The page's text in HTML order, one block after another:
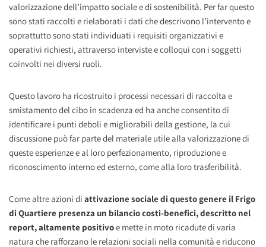
valorizzazione dell’impatto sociale e di sostenibilità. Per far questo
sono stati raccolti e rielaborati i dati che descrivono l’intervento e
soprattutto sono stati individuati i requisiti organizzativi e
operativi richiesti, attraverso interviste e colloqui con i soggetti
coinvolti nei diversi ruoli.
Questo lavoro ha ricostruito i processi necessari di raccolta e
smistamento del cibo in scadenza ed ha anche consentito di
identificare i punti deboli e migliorabili della gestione, la cui
discussione può far parte del materiale utile alla valorizzazione di
queste esperienze e al loro perfezionamento, riproduzione e
riconoscimento interno ed esterno, come alla loro trasferibilità.
Come altre azioni di attivazione sociale di questo genere il Frigo
di Quartiere presenza un bilancio costi-benefici, descritto nel
report, altamente positivoe mette in moto ricadute di varia
natura che rafforzano le relazioni sociali nella comunità e riducono